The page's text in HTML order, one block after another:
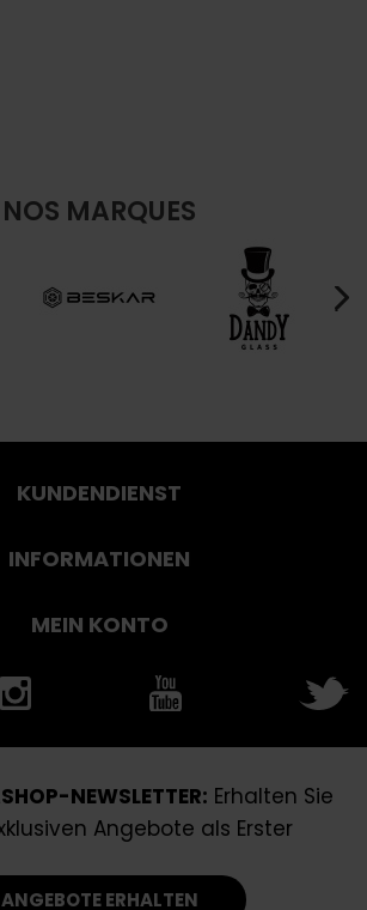
NOS MARQUES
KUNDENDIENST
INFORMATIONEN
MEIN KONTO
NEWSLETTER: Erhalten Sie
Angebote als Erster
ANGEBOTE ERHALTEN